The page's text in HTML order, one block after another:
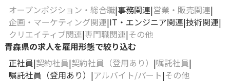
オープンポジション・総合職 事務関連 営業・販売関連
企画・マーケティング関連 IT・エンジニア関連 技術関連
クリエイティブ関連 専門職関連 その他
青森県の求人を雇用形態で絞り込む
正社員 契約社員 契約社員（登用あり）
嘱託社員
嘱託社員（登用あり）
アルバイト/パート その他